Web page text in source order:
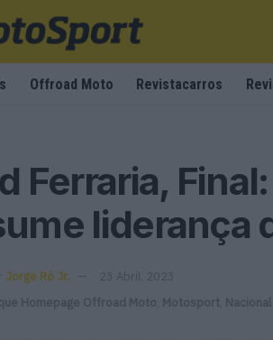
Offroad Moto Revistacarros
Ferraria,
liderança
Jorge Ró Jr.
23 Abril, 2023
Homepage Offroad Moto Motosport Nacional